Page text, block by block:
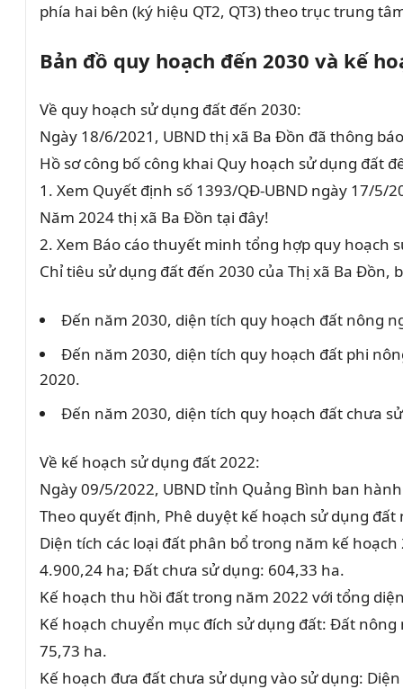
phía hai bên (ký hiệu QT2, QT3) theo trục trung
Bản đồ quy hoạch đến 2030 và kế
Về quy hoạch sử dụng đất đến 2030:
Ngày 18/6/2021, UBND thị xã Ba Đồn đã thông
Hồ sơ công bố công khai Quy hoạch sử dụng đất
1. Xem Quyết định số 1393/QĐ-UBND ngày 17/5/
Năm 2024 thị xã Ba Đồn tại đây!
2. Xem Báo cáo thuyết minh tổng hợp quy hoạch
Chỉ tiêu sử dụng đất đến 2030 của Thị xã Ba Đồn,
Đến năm 2030, diện tích quy hoạch đất nông
Đến năm 2030, diện tích quy hoạch đất phi
2020.
Đến năm 2030, diện tích quy hoạch đất chưa
Về kế hoạch sử dụng đất 2022:
Ngày 09/5/2022, UBND tỉnh Quảng Bình ban
Theo quyết định, Phê duyệt kế hoạch sử dụng
Diện tích các loại đất phân bổ trong năm kế
4.900,24 ha; Đất chưa sử dụng: 604,33 ha.
Kế hoạch thu hồi đất trong năm 2022 với tổng
Kế hoạch chuyển mục đích sử dụng đất: Đất
75,73 ha.
Kế hoạch đưa đất chưa sử dụng vào sử dụng: